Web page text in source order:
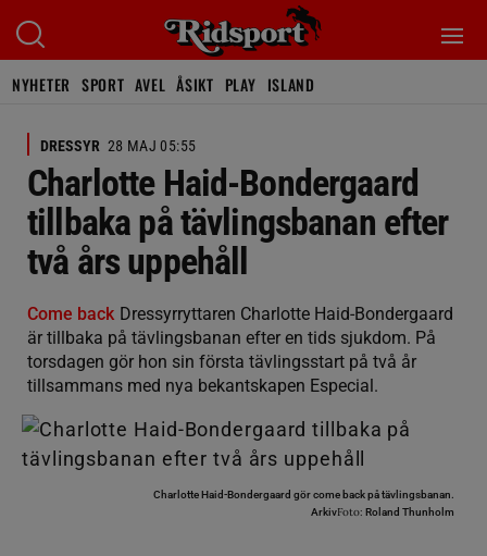
NYHETER SPORT AVEL ÅSIKT PLAY ISLAND
DRESSYR 28 MAJ 05:55
Charlotte Haid-Bondergaard
tillbaka på tävlingsbanan efter
två års uppehåll
Come back Dressyrryttaren Charlotte Haid-Bondergaard
är tillbaka på tävlingsbanan efter en tids sjukdom. På
torsdagen gör hon sin första tävlingsstart på två år
tillsammans med nya bekantskapen Especial.
Charlotte Haid-Bondergaard gör come back på tävlingsbanan.
ArkivFoto: Roland Thunholm